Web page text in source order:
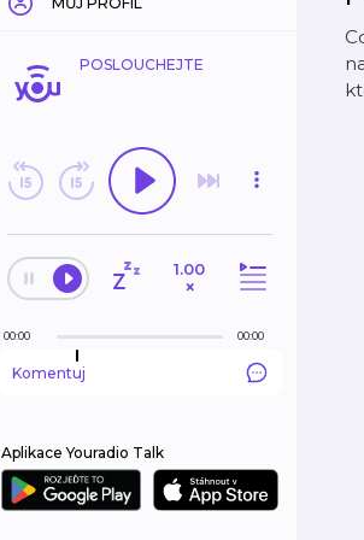
POSLOUCHEJTE
1.00
×
00:00 00:00
Komentuj
Aplikace Youradio Talk